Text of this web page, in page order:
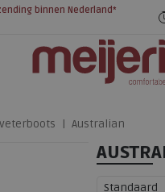
binnen Nederland*
veterboots Australian
Standaard